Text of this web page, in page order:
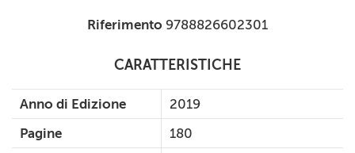
Riferimento 9788826602301
CARATTERISTICHE
Anno di Edizione
2019
Pagine
180